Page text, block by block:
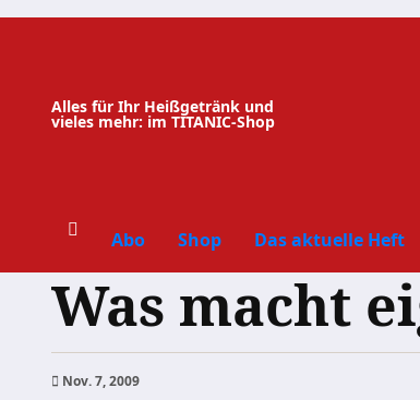
Zum
Alles für Ihr Heißgetränk und
vieles mehr: im TITANIC-Shop
Abo Shop Das aktuelle Heft
Was macht
Nov. 7, 2009